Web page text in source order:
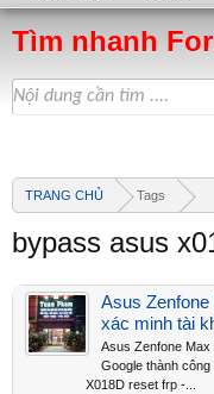
Tìm nhanh
TRANG CHỦ Tags
bypass asus
Asus
xác minh tài
Asus Zenfone Max
Google thành công
X018D reset frp -...